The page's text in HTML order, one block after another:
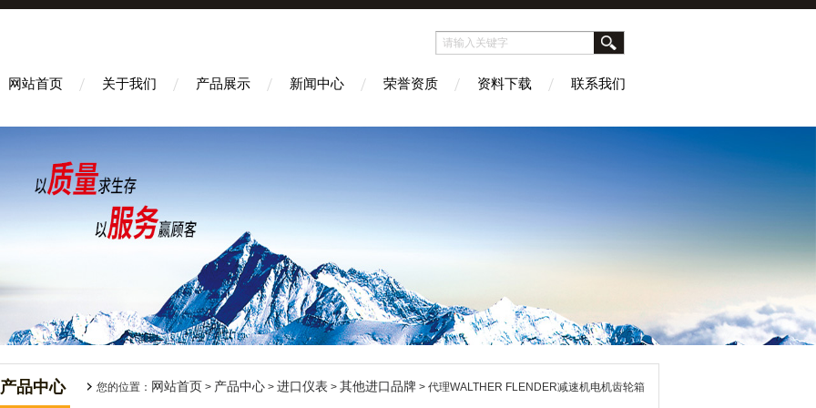
网站首页 关于我们 产品展示 新闻中心 荣誉资质 资料下载 联系我们
产品中心 您的位置： 网站首页 > 产品中心 > 进口仪表 > 其他进口品牌 > 代理WALTHER FLENDER减速机电机齿轮箱